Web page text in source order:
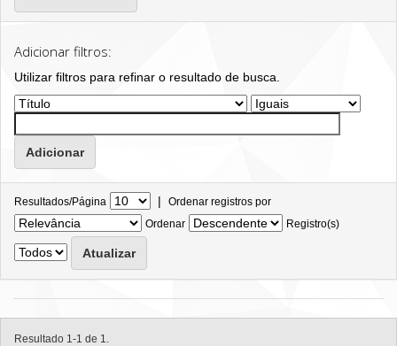
Adicionar filtros:
Utilizar filtros para refinar o resultado de busca.
Resultados/Página | Ordenar registros por
Ordenar
Registro(s)
Resultado 1-1 de 1.